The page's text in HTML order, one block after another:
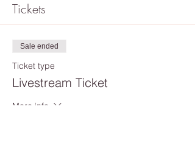
Tickets
Sale ended
Ticket type
Livestream Ticket
More info